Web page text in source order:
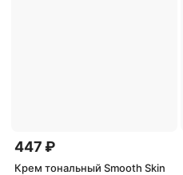
447 ₽
Крем тональный Smooth Skin